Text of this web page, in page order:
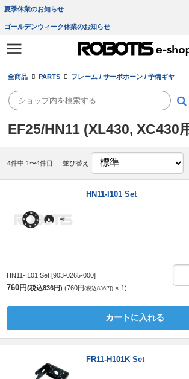
夏季休業のお知らせ
ゴールデンウィーク休業のお知らせ
全商品 PARTS フレーム / サーボホーン / 予備ギヤ
EF25/HN11 (XL430, XC430
4件中 1〜4件目 並び替え
HN11-I101 Set
HN11-I101 Set [903-0265-000]
760円(税込836円) 760円(税込836円)
1
カートに入れる
FR11-H101K Set